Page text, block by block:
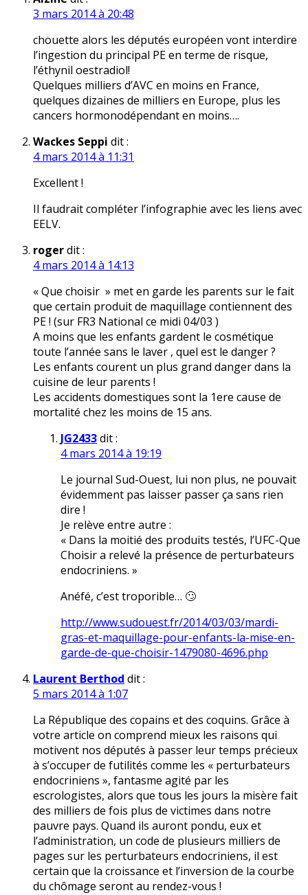
3 mars 2014 à 20:48
chouette alors les députés européen vont interdire
l’ingestion du principal PE en terme de risque,
l’éthynil oestradiol!
Quelques milliers d’AVC en moins en France,
quelques dizaines de milliers en Europe, plus les
cancers hormonodépendant en moins….
Wackes Seppi dit :
4 mars 2014 à 11:31
Excellent !
Il faudrait compléter l’infographie avec les liens avec
EELV.
rogerdit :
4 mars 2014 à 14:13
« Que choisir » met en garde les parents sur le fait
que certain produit de maquillage contiennent des
PE ! (sur FR3 National ce midi 04/03 )
A moins que les enfants gardent le cosmétique
toute l’année sans le laver , quel est le danger ?
Les enfants courent un plus grand danger dans la
cuisine de leur parents !
Les accidents domestiques sont la 1ere cause de
mortalité chez les moins de 15 ans.
JG2433dit :
4 mars 2014 à 19:19
Le journal Sud-Ouest, lui non plus, ne pouvait
évidemment pas laisser passer ça sans rien
dire !
Je relève entre autre :
« Dans la moitié des produits testés, l’UFC-Que
Choisir a relevé la présence de perturbateurs
endocriniens. »
Anéfé, c’est troporible… 🙄
http://www.sudouest.fr/2014/03/03/mardi-
gras-et-maquillage-pour-enfants-la-mise-en-
garde-de-que-choisir-1479080-4696.php
Laurent Berthod dit :
5 mars 2014 à 1:07
La République des copains et des coquins. Grâce à
votre article on comprend mieux les raisons qui
motivent nos députés à passer leur temps précieux
à s’occuper de futilités comme les « perturbateurs
endocriniens », fantasme agité par les
escrologistes, alors que tous les jours la misère fait
des milliers de fois plus de victimes dans notre
pauvre pays. Quand ils auront pondu, eux et
l’administration, un code de plusieurs milliers de
pages sur les perturbateurs endocriniens, il est
certain que la croissance et l’inversion de la courbe
du chômage seront au rendez-vous !